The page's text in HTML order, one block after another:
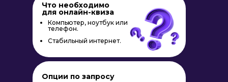
Площадка: бар, ресторан, офис
или конференц-зал
Экран или проектор
Колонки и оборудование
Опции по запросу
Что необходимо
для онлайн-квиза
Компьютер, ноутбук или
телефон.
Стабильный интернет.